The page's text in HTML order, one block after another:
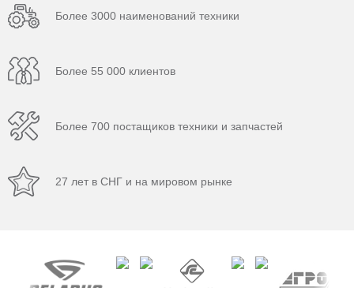
Более 3000 наименований техники
Более 55 000 клиентов
Более 700 постащиков техники и запчастей
27 лет в СНГ и на мировом рынке